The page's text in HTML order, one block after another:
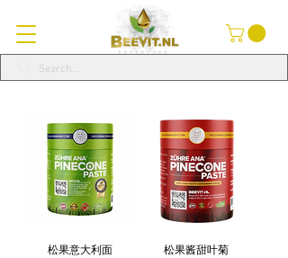
松果意大利面 松果酱甜叶菊